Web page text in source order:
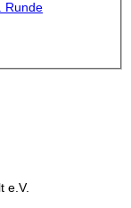
Runde
e.V.